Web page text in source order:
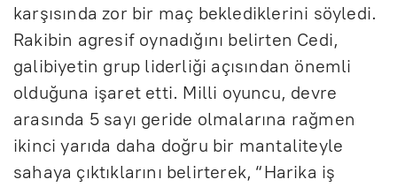
karşısında zor bir maç beklediklerini söyledi.
Rakibin agresif oynadığını belirten Cedi,
galibiyetin grup liderliği açısından önemli
olduğuna işaret etti. Milli oyuncu, devre
arasında 5 sayı geride olmalarına rağmen
ikinci yarıda daha doğru bir mantaliteyle
sahaya çıktıklarını belirterek, “Harika iş